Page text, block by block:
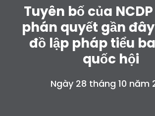
Tuyên bố của
phán quyết gần
đồ lập pháp tiểu
quốc hội
Ngày 28 tháng 10 năm